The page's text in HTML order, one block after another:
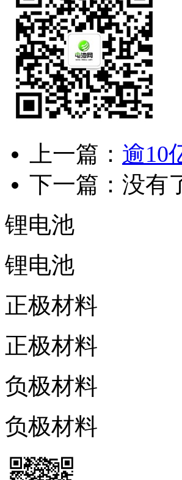
上一篇： 逾10
下一篇：没有
锂电池
锂电池
正极材料
正极材料
负极材料
负极材料